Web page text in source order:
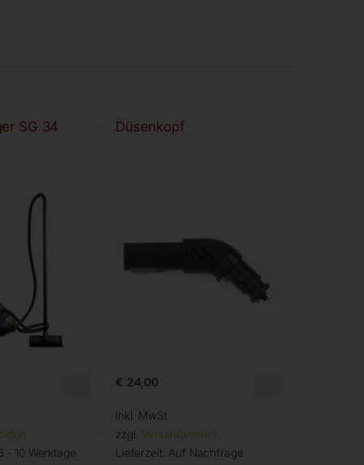
SG 34
- 10 Werktage
Düsenkopf
€ 24,00
inkl. MwSt.
zzgl. Versandkosten
Lieferzeit: Auf Nachfrage